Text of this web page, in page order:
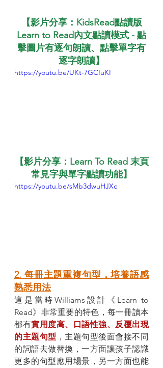
【影片分享：KidsRead點讀版
Learn to Read內文點讀模式 - 點
擊圖片有逐句朗讀、點擊單字有
逐字朗讀】
https://youtu.be/UKt-7GCIuKI
【影片分享：Learn To Read 末頁
常見字與單字點讀功能】
https://youtu.be/sMb3dwuHJXc
2. 每冊主題重複句型，培養語感
熟悉用法
這是當時Williams設計《Learn to
Read》非常重要的特色，每一冊讀本
都有實用度高、口語性強、反覆出現
的主題句型 ，主題句型後面會接不同
的詞語去做替換，一方面讓孩子認識
更多的句型應用場景，另一方面也能